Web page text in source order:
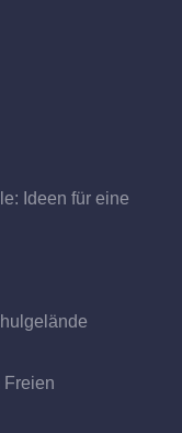
Ideen für eine
Freien